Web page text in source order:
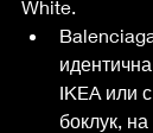
White.
IKEA или
боклук,